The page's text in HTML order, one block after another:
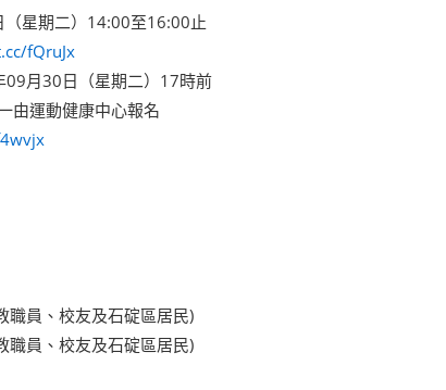
星期二）14:00至16:00止
fQruJx
月30日（星期二）17時前
由運動健康中心報名
員、校友及石碇區居民)
員、校友及石碇區居民)